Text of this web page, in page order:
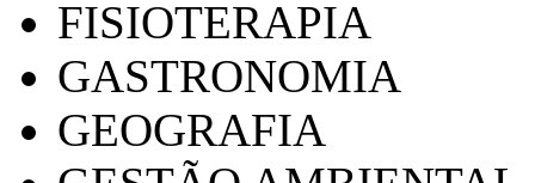
FISIOTERAPIA
GASTRONOMIA
GEOGRAFIA